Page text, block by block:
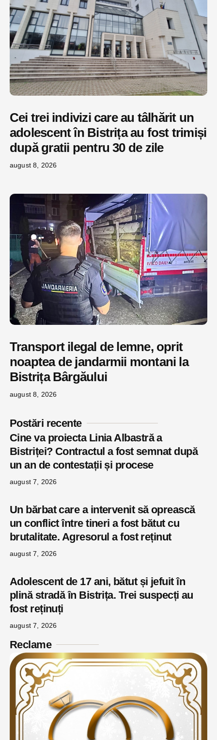
Cei trei indivizi care au tâlhărit un
adolescent în Bistrița au fost trimiși
după gratii pentru 30 de zile
august 8, 2026
Transport ilegal de lemne, oprit
noaptea de jandarmii montani la
Bistrița Bârgăului
august 8, 2026
Postări recente
Cine va proiecta Linia Albastră a
Bistriței? Contractul a fost semnat după
un an de contestații și procese
august 7, 2026
Un bărbat care a intervenit să oprească
un conflict între tineri a fost bătut cu
brutalitate. Agresorul a fost reținut
august 7, 2026
Adolescent de 17 ani, bătut și jefuit în
plină stradă în Bistrița. Trei suspecți au
fost reținuți
august 7, 2026
Reclame